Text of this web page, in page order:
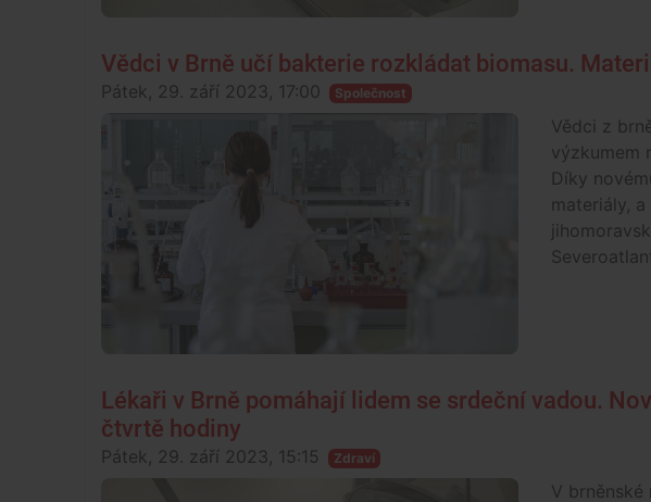
Vědci v Brně učí bakterie rozkládat biomasu.
Pátek, 29. září 2023, 17:00 Společnost
Vědci z
výzkumem
Díky
materiály,
Lékaři v Brně pomáhají lidem se srdeční vadou.
čtvrtě hodiny
Pátek, 29. září 2023, 15:15 Zdraví
V